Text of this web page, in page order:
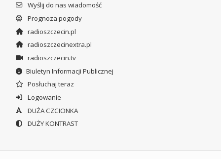
Wyślij do nas wiadomość
Prognoza pogody
radioszczecin.pl
radioszczecinextra.pl
radioszczecin.tv
Biuletyn Informacji Publicznej
Posłuchaj teraz
Logowanie
DUŻA CZCIONKA
DUŻY KONTRAST